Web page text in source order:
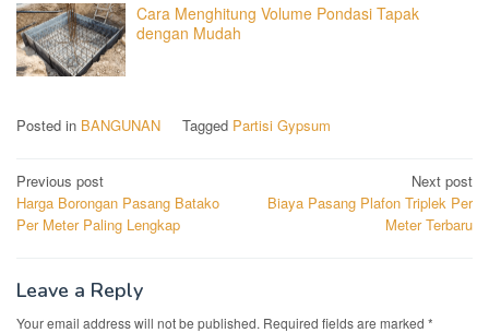
Cara Menghitung Volume Pondasi Tapak
dengan Mudah
Posted in BANGUNAN Tagged Partisi Gypsum
Post
navigation
Previous post
Harga Borongan Pasang Batako
Per Meter Paling Lengkap
Next post
Biaya Pasang Plafon Triplek Per
Meter Terbaru
Leave a Reply
Your email address will not be published. Required fields are marked *